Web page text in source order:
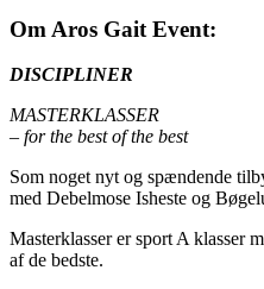
Om Aros Gait Event:
DISCIPLINER
MASTERKLASSER
– for the best of the best
Som noget nyt og spændende
med Debelmose Isheste og
Masterklasser er sport A klasser
af de bedste.